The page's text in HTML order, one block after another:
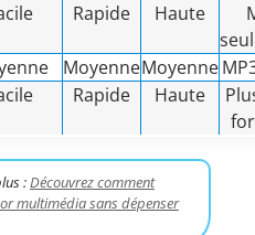
Rapide Haute
MoyenneMoyenne
Rapide Haute
:Découvrez comment
multimédia sans dépenser